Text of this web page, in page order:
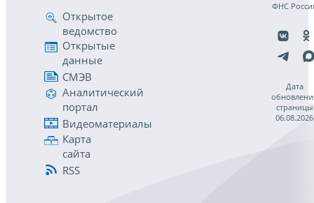
Открытое
ведомство
Открытые
данные
СМЭВ
Аналитический
портал
Видеоматериалы
Карта
сайта
RSS
ФНС
Дата
страницы
06.08.2026